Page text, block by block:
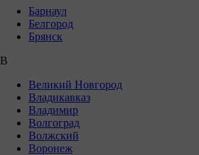
Барнаул
Белгород
Брянск
В
Великий Новгород
Владикавказ
Владимир
Волгоград
Волжский
Воронеж